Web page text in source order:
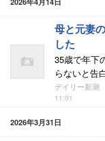
母と元妻
した
35歳で年下
らないと告
デイリー新潮
11:01
2026年3月31日